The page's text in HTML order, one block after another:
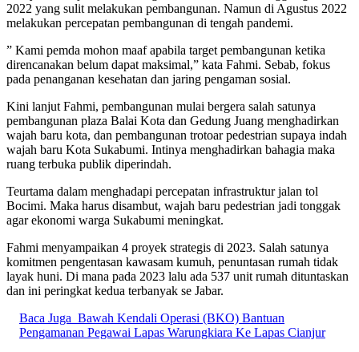
2022 yang sulit melakukan pembangunan. Namun di Agustus 2022
melakukan percepatan pembangunan di tengah pandemi.
” Kami pemda mohon maaf apabila target pembangunan ketika
direncanakan belum dapat maksimal,” kata Fahmi. Sebab, fokus
pada penanganan kesehatan dan jaring pengaman sosial.
Kini lanjut Fahmi, pembangunan mulai bergera salah satunya
pembangunan plaza Balai Kota dan Gedung Juang menghadirkan
wajah baru kota, dan pembangunan trotoar pedestrian supaya indah
wajah baru Kota Sukabumi. Intinya menghadirkan bahagia maka
ruang terbuka publik diperindah.
Teurtama dalam menghadapi percepatan infrastruktur jalan tol
Bocimi. Maka harus disambut, wajah baru pedestrian jadi tonggak
agar ekonomi warga Sukabumi meningkat.
Fahmi menyampaikan 4 proyek strategis di 2023. Salah satunya
komitmen pengentasan kawasam kumuh, penuntasan rumah tidak
layak huni. Di mana pada 2023 lalu ada 537 unit rumah dituntaskan
dan ini peringkat kedua terbanyak se Jabar.
Baca Juga Bawah Kendali Operasi (BKO) Bantuan
Pengamanan Pegawai Lapas Warungkiara Ke Lapas Cianjur